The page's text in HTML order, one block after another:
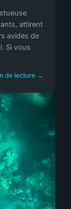
attirent
avides de
Si vous
de lecture →